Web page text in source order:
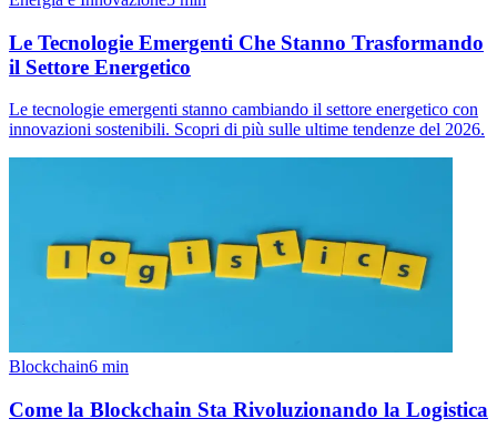
Le Tecnologie Emergenti Che Stanno Trasformando
il Settore Energetico
Le tecnologie emergenti stanno cambiando il settore energetico con
innovazioni sostenibili. Scopri di più sulle ultime tendenze del 2026.
Blockchain6 min
Come la Blockchain Sta Rivoluzionando la Logistica